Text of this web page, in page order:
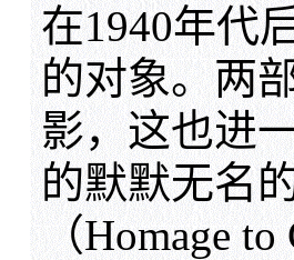
在1940年代
的对象。两
影，这也进
的默默无名
（Homage